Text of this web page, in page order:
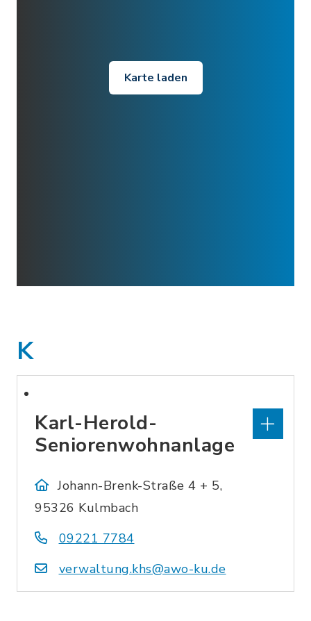
Karte laden
K
Karl-Herold-
Seniorenwohnanlage
Johann-Brenk-Straße 4 + 5,
95326 Kulmbach
09221 7784
verwaltung.khs@awo-ku.de